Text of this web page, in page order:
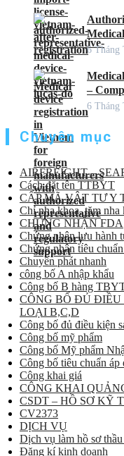
6 Tháng
–
6 Tháng
Chuyên mục
AIRFREIGHT –
Cách đặt tên TTBYT
CẤP MÃ VẬT TƯ Y
Chỉ nha khoa, tăm nha
CHỨNG NHẬN FDA
Chứng nhận lưu hành
Chứng nhận tiêu
Chuyển phát nhanh
công bố A nhập khẩu
Công bố B hàng
CÔNG BỐ ĐỦ ĐIỀU
LOẠI B,C,D
Công bố đủ điều kiện
Công bố mỹ phẩm
Công bố Mỹ phẩm
Công bố tiêu chuẩn
Công khai giá
CÔNG KHAI
CSDT – HỒ SƠ KỸ
CV2373
DỊCH VỤ
Dịch vụ làm hồ sơ
Đăng kí kinh doanh